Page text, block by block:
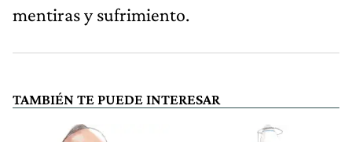
mentiras y sufrimiento.
TAMBIÉN TE PUEDE INTERESAR